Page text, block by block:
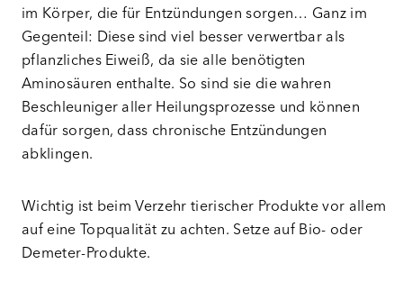
im Körper, die für Entzündungen sorgen… Ganz im
Gegenteil: Diese sind viel besser verwertbar als
pflanzliches Eiweiß, da sie alle benötigten
Aminosäuren enthalte. So sind sie die wahren
Beschleuniger aller Heilungsprozesse und können
dafür sorgen, dass chronische Entzündungen
abklingen.
Wichtig ist beim Verzehr tierischer Produkte vor allem
auf eine Topqualität zu achten. Setze auf Bio- oder
Demeter-Produkte.